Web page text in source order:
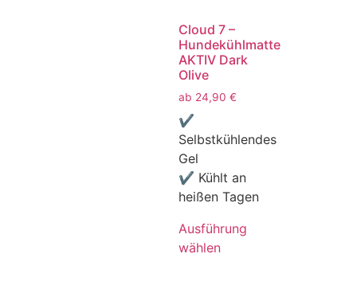
Cloud 7 –
Hundekühlmatte
AKTIV Dark
Olive
ab 24,90 €
✔
Selbstkühlendes
Gel
✔ Kühlt an
heißen Tagen
Ausführung
wählen